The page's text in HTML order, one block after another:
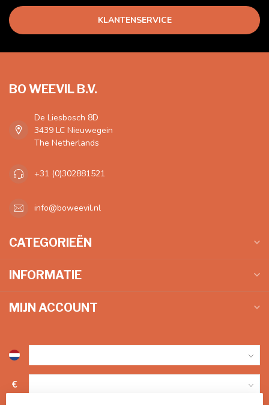
KLANTENSERVICE
BO WEEVIL B.V.
De Liesbosch 8D
3439 LC Nieuwegein
The Netherlands
+31 (0)302881521
info@boweevil.nl
CATEGORIEËN
INFORMATIE
MIJN ACCOUNT
€